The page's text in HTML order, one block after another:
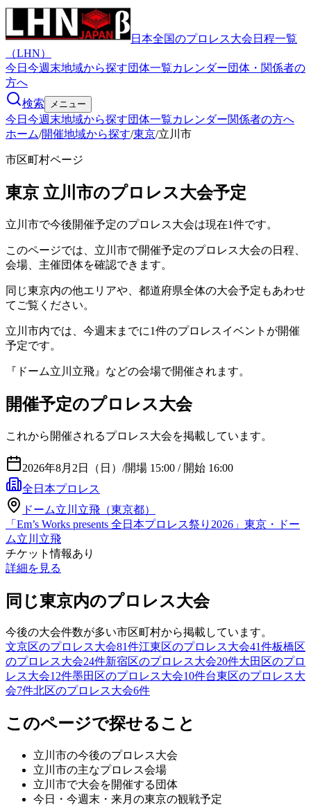
日本全国のプロレス大会日程一覧
（LHN）
今日 今週末地域から探す団体一覧カレンダー団体・関係者の
方へ
検索
メニュー
今日 今週末地域から探す団体一覧カレンダー関係者の方へ
ホーム/開催地域から探す/東京/立川市
市区町村ページ
東京 立川市のプロレス大会予定
立川市で今後開催予定のプロレス大会は現在1件です。
このページでは、立川市で開催予定のプロレス大会の日程、
会場、主催団体を確認できます。
同じ東京内の他エリアや、都道府県全体の大会予定もあわせ
てご覧ください。
立川市内では、今週末までに1件のプロレスイベントが開催
予定です。
『 ドーム立川立飛 』などの会場で開催されます。
開催予定のプロレス大会
これから開催されるプロレス大会を掲載しています。
2026年8月2日（日） /開場 15:00 / 開始 16:00
全日本プロレス
ドーム立川立飛（東京都）
「Em’s Works presents 全日本プロレス祭り2026」東京・ドー
ム立川立飛
チケット情報あり
詳細を見る
同じ東京内のプロレス大会
今後の大会件数が多い市区町村から掲載しています。
文京区のプロレス大会81件江東区のプロレス大会41件板橋区
のプロレス大会24件新宿区のプロレス大会20件大田区のプロ
レス大会12件墨田区のプロレス大会10件台東区のプロレス大
会7件北区のプロレス大会6件
このページで探せること
立川市の今後のプロレス大会
立川市の主なプロレス会場
立川市で大会を開催する団体
今日・今週末・来月の東京の観戦予定